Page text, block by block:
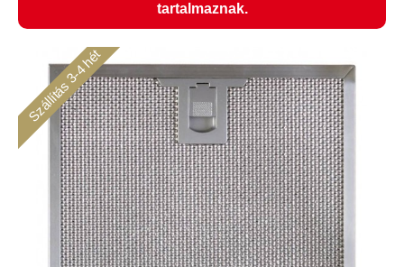
tartalmaznak.
Szállítás 3-4 hét